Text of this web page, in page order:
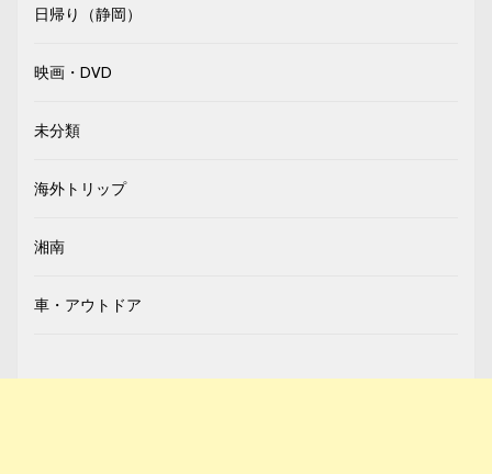
日帰り（静岡）
映画・DVD
未分類
海外トリップ
湘南
車・アウトドア